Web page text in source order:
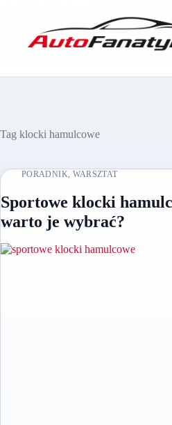
Tag klocki hamulcowe
PORADNIK, WARSZTAT
Sportowe klocki
warto je wybrać?